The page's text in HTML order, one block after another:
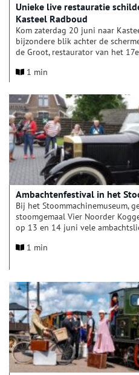
Unieke live restauratie
Kasteel Radboud
Kom zaterdag 20 juni naar
bijzondere blik achter de
de Groot, restaurator van het
unieke kans om
deuren. Je krijgt antwoord op
eeuwenoud schilderij? Wat kom
restauratie? Welke verhalen
1 min
Ambachtenfestival in het
Bij het Stoommachinemuseum,
stoomgemaal Vier Noorder
op 13 en 14 juni vele
tinnegieten, houtdruktechniek,
1 min